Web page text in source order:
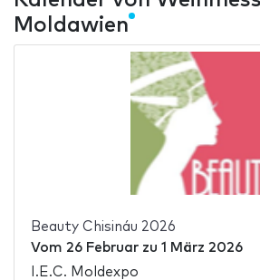
Moldawien
Beauty Chisináu 2026
Vom 26 Februarzu 1 März 2026
I.E.C. Moldexpo